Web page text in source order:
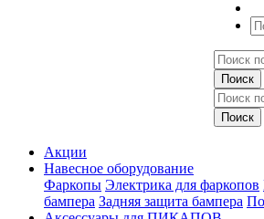
Акции
Навесное оборудование
Фаркопы Электрика для фаркопов
бампера Задняя защита бампера